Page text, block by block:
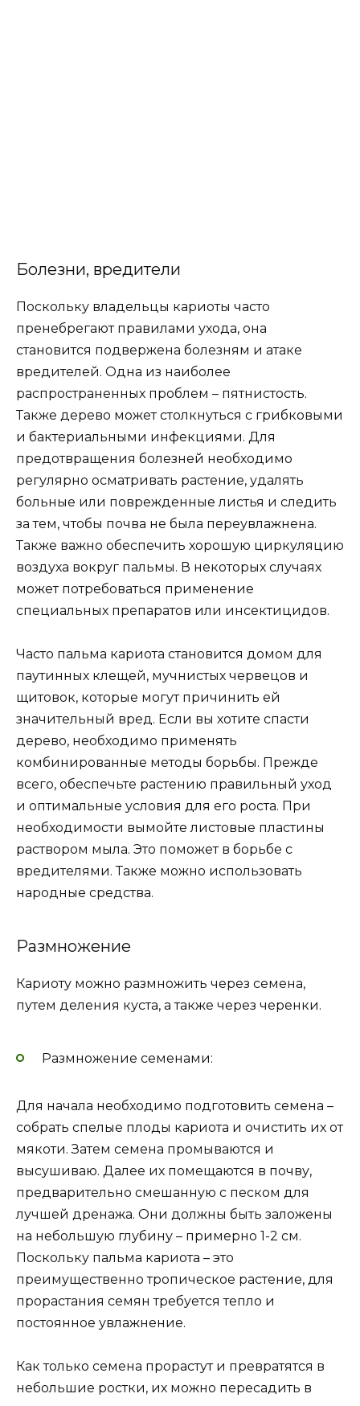
Болезни, вредители
Поскольку владельцы кариоты часто
пренебрегают правилами ухода, она
становится подвержена болезням и атаке
вредителей. Одна из наиболее
распространенных проблем – пятнистость.
Также дерево может столкнуться с грибковыми
и бактериальными инфекциями. Для
предотвращения болезней необходимо
регулярно осматривать растение, удалять
больные или поврежденные листья и следить
за тем, чтобы почва не была переувлажнена.
Также важно обеспечить хорошую циркуляцию
воздуха вокруг пальмы. В некоторых случаях
может потребоваться применение
специальных препаратов или инсектицидов.
Часто пальма кариота становится домом для
паутинных клещей, мучнистых червецов и
щитовок, которые могут причинить ей
значительный вред. Если вы хотите спасти
дерево, необходимо применять
комбинированные методы борьбы. Прежде
всего, обеспечьте растению правильный уход
и оптимальные условия для его роста. При
необходимости вымойте листовые пластины
раствором мыла. Это поможет в борьбе с
вредителями. Также можно использовать
народные средства.
Размножение
Кариоту можно размножить через семена,
путем деления куста, а также через черенки.
Размножение семенами:
Для начала необходимо подготовить семена –
собрать спелые плоды кариота и очистить их от
мякоти. Затем семена промываются и
высушиваю. Далее их помещаются в почву,
предварительно смешанную с песком для
лучшей дренажа. Они должны быть заложены
на небольшую глубину – примерно 1-2 см.
Поскольку пальма кариота – это
преимущественно тропическое растение, для
прорастания семян требуется тепло и
постоянное увлажнение.
Как только семена прорастут и превратятся в
небольшие ростки, их можно пересадить в